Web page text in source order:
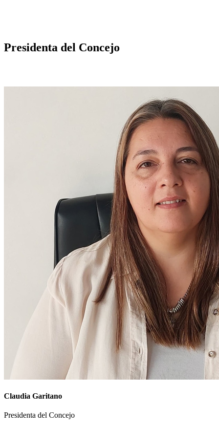
Presidenta del Concejo
Claudia Garitano
Presidenta del Concejo